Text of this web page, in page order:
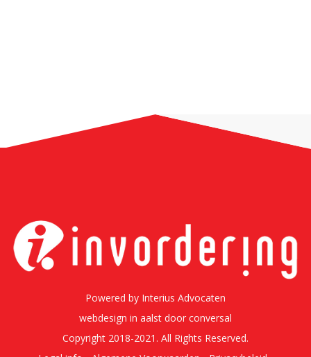
Powered by Interius Advocaten
webdesign in aalst door conversal
Copyright 2018-2021. All Rights Reserved.